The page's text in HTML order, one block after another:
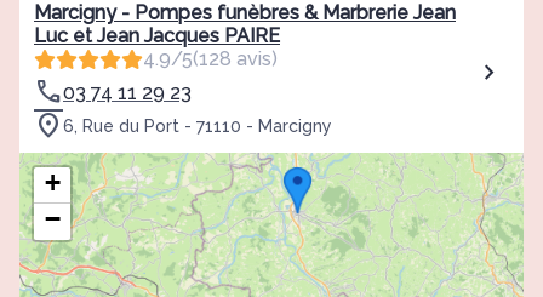
Marcigny - Pompes funèbres & Marbrerie Jean
Luc et Jean Jacques PAIRE
4.9/5(128 avis)
03 74 11 29 23
6, Rue du Port - 71110 - Marcigny
+
−